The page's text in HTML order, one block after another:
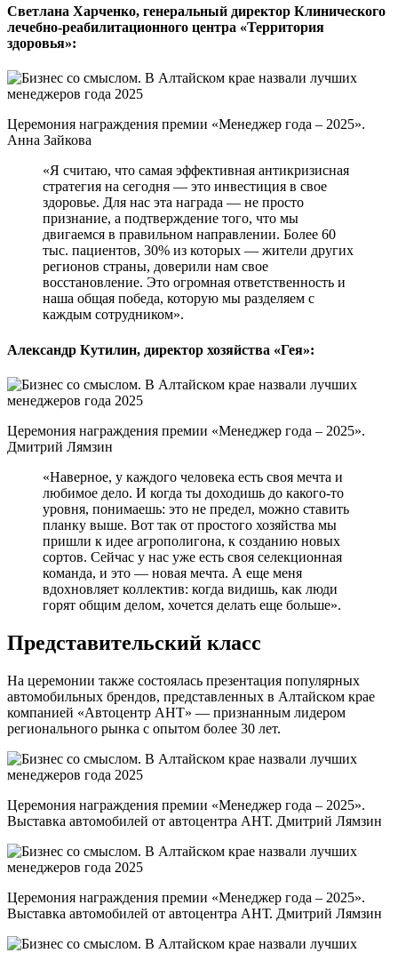
Светлана Харченко, генеральный директор Клинического
лечебно-реабилитационного центра «Территория
здоровья»:
Церемония награждения премии «Менеджер года – 2025».
Анна Зайкова
«Я считаю, что самая эффективная антикризисная
стратегия на сегодня — это инвестиция в свое
здоровье. Для нас эта награда — не просто
признание, а подтверждение того, что мы
двигаемся в правильном направлении. Более 60
тыс. пациентов, 30% из которых — жители других
регионов страны, доверили нам свое
восстановление. Это огромная ответственность и
наша общая победа, которую мы разделяем с
каждым сотрудником».
Александр Кутилин, директор хозяйства «Гея»:
Церемония награждения премии «Менеджер года – 2025».
Дмитрий Лямзин
«Наверное, у каждого человека есть своя мечта и
любимое дело. И когда ты доходишь до какого-то
уровня, понимаешь: это не предел, можно ставить
планку выше. Вот так от простого хозяйства мы
пришли к идее агрополигона, к созданию новых
сортов. Сейчас у нас уже есть своя селекционная
команда, и это — новая мечта. А еще меня
вдохновляет коллектив: когда видишь, как люди
горят общим делом, хочется делать еще больше».
Представительский класс
На церемонии также состоялась презентация популярных
автомобильных брендов, представленных в Алтайском крае
компанией «Автоцентр АНТ» — признанным лидером
регионального рынка с опытом более 30 лет.
Церемония награждения премии «Менеджер года – 2025».
Выставка автомобилей от автоцентра АНТ. Дмитрий Лямзин
Церемония награждения премии «Менеджер года – 2025».
Выставка автомобилей от автоцентра АНТ. Дмитрий Лямзин